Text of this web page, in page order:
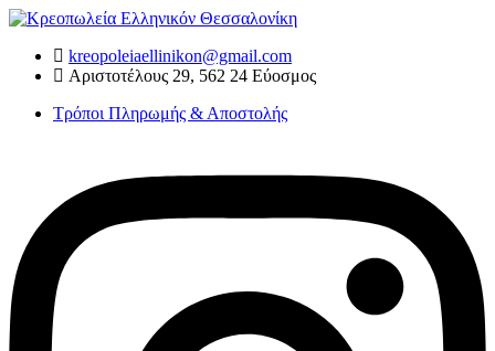
Skip
content kreopoleiaellinikon@gmail.com
Αριστοτέλους 29, 562 24 Εύοσμος
Τρόποι Πληρωμής & Αποστολής